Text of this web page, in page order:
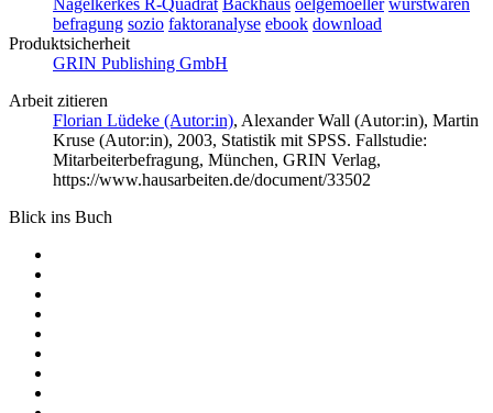
Nagelkerkes R-Quadrat Backhaus oelgemoeller wurstwaren
befragung sozio faktoranalyse ebook download
Produktsicherheit
GRIN Publishing GmbH
Arbeit zitieren
Florian Lüdeke (Autor:in), Alexander Wall (Autor:in), Martin
Kruse (Autor:in), 2003, Statistik mit SPSS. Fallstudie:
Mitarbeiterbefragung, München, GRIN Verlag,
https://www.hausarbeiten.de/document/33502
Blick ins Buch